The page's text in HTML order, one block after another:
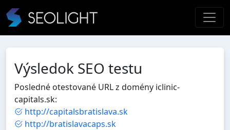
Výsledok SEO testu
Posledné otestované URL z domény iclinic-
capitals.sk:
http://capitalsbratislava.sk
http://bratislavacaps.sk